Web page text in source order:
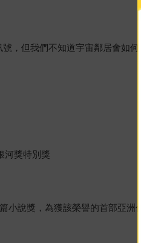
號，但我們不知道宇宙鄰居會如
河獎特別獎
小說獎，為獲該榮譽的首部亞洲